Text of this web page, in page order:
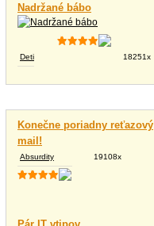
Nadržané bábo
Deti 18251x
Konečne poriadny reťazový
mail!
Absurdity 19108x